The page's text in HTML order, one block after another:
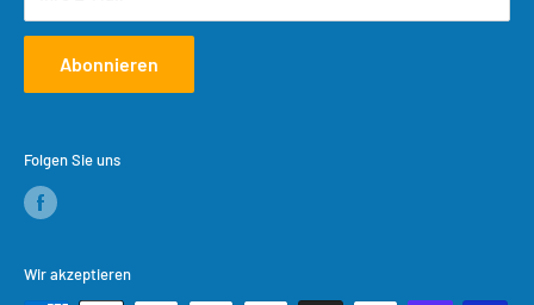
Abonnieren
Folgen Sie uns
Wir akzeptieren